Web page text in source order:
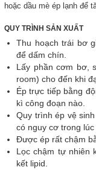
hoặc dầu mè ép lạnh để
QUY TRÌNH SẢN XUẤT
Thu hoạch trái bơ
để dấm chín.
Lấy phần cơm bơ,
room) cho đến khi
Ép trực tiếp bằng
kì công đoạn nào.
Quy trình ép vệ
có nguy cơ trong lúc
Được ép rất chậm
Lọc chậm tự nhiên
kết lipid.